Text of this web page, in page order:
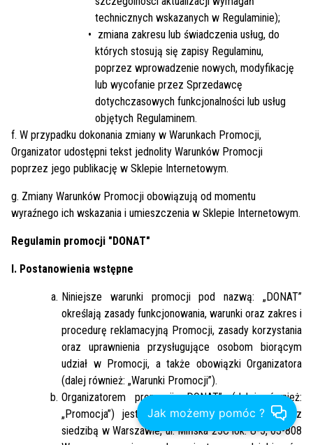
technicznych wskazanych w Regulaminie);
zmiana zakresu lub świadczenia usług, do
których stosują się zapisy Regulaminu,
poprzez wprowadzenie nowych, modyfikację
lub wycofanie przez Sprzedawcę
dotychczasowych funkcjonalności lub usług
objętych Regulaminem.
f. W przypadku dokonania zmiany w Warunkach Promocji,
Organizator udostępni tekst jednolity Warunków Promocji
poprzez jego publikację w Sklepie Internetowym.
g. Zmiany Warunków Promocji obowiązują od momentu
wyraźnego ich wskazania i umieszczenia w Sklepie Internetowym.
Regulamin promocji "DONAT"
I. Postanowienia wstępne
Niniejsze warunki promocji pod nazwą: „DONAT”
określają zasady funkcjonowania, warunki oraz zakres i
procedurę reklamacyjną Promocji, zasady korzystania
oraz uprawnienia przysługujące osobom biorącym
udział w Promocji, a także obowiązki Organizatora
(dalej również: „Warunki Promocji”).
Organizatorem promocji „DONAT” (dalej również:
„Promocja”) jest Guns&Tuxedos Spółka Akcyjna z
siedzibą w Warszawie, ul. Mińska 25C lok. U-5, 03-808
Jak możemy pomóc ?